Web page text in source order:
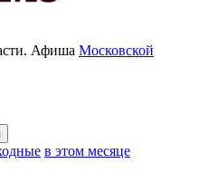
Афиша Московской
в этом месяце